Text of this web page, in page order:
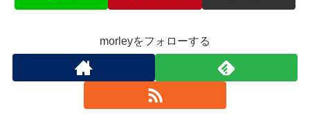
morleyをフォローする